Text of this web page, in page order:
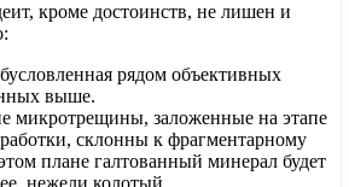
кроме достоинств, не лишен и
рядом объективных
выше.
заложенные на этапе
склонны к фрагментарному
плане галтованный минерал будет
нежели колотый.